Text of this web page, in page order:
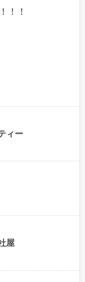
！！
ィー
屋